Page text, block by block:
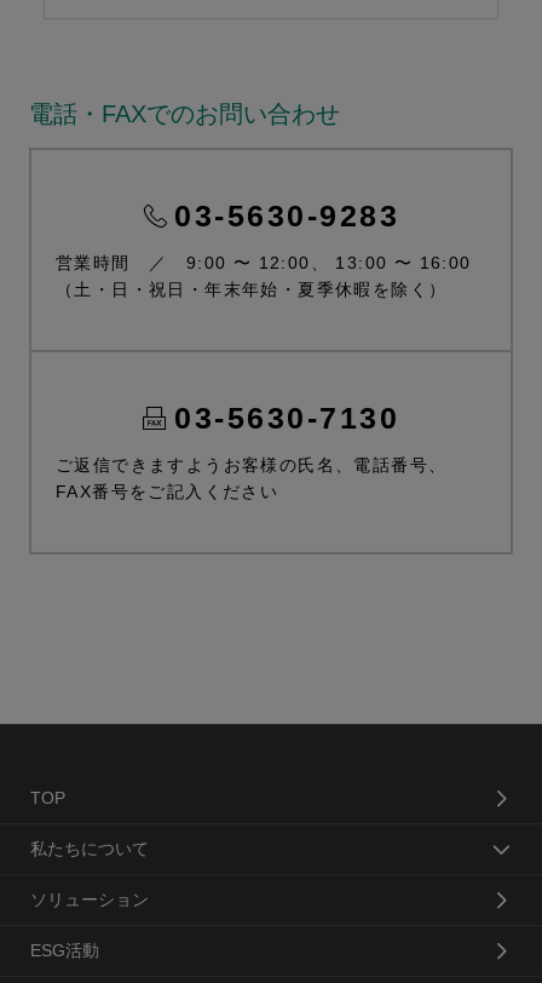
電話・FAXでのお問い合わせ
03-5630-9283
営業時間 ／ 9:00 〜 12:00、 13:00 〜 16:00
（土・日・祝日・年末年始・夏季休暇を除く）
03-5630-7130
ご返信できますようお客様の氏名、電話番号、
FAX番号をご記入ください
TOP
私たちについて
ソリューション
ESG活動